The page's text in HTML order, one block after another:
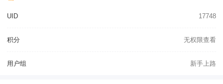
UID 17748
积分 无权限查看
用户组 新手上路